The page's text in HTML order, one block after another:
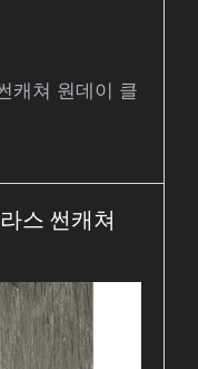
캐쳐 원데이 클
스 썬캐쳐